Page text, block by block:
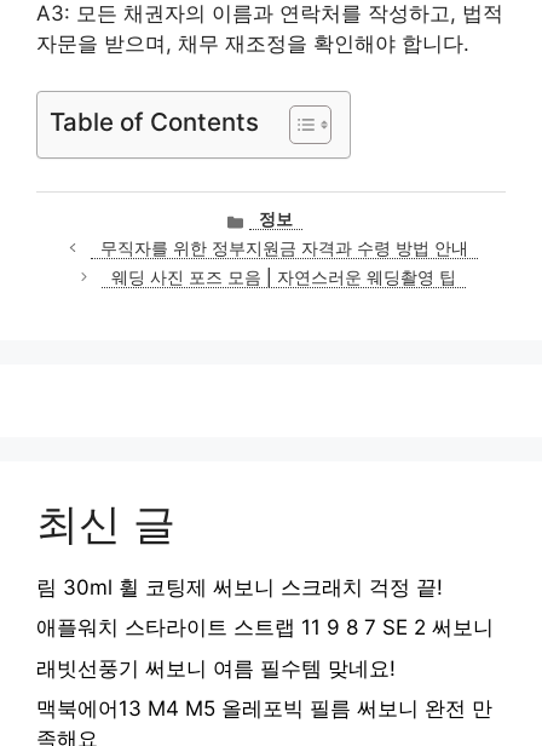
A3: 모든 채권자의 이름과 연락처를 작성하고, 법적
자문을 받으며, 채무 재조정을 확인해야 합니다.
Table of Contents
카
테
고
리
정보
무직자를 위한 정부지원금 자격과 수령 방법 안내
웨딩 사진 포즈 모음 | 자연스러운 웨딩촬영 팁
최신 글
림 30ml 휠 코팅제 써보니 스크래치 걱정 끝!
애플워치 스타라이트 스트랩 11 9 8 7 SE 2 써보니
래빗선풍기 써보니 여름 필수템 맞네요!
맥북에어13 M4 M5 올레포빅 필름 써보니 완전 만
족해요